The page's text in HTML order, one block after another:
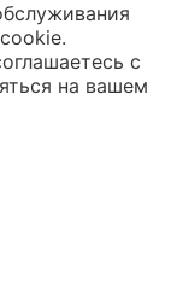
с
на вашем